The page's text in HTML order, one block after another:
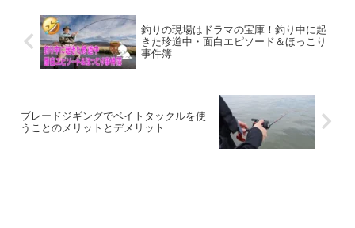
釣りの現場はドラマの宝庫！釣り中に起
きた珍道中・面白エピソード＆ほっこり
事件簿
ブレードジギングでベイトタックルを使
うことのメリットとデメリット